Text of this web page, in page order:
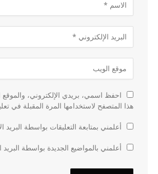
احفظ اسمي، بريدي الإلكتروني، والموقع
هذا المتصفح لاستخدامها المرة المقبلة في
أعلمني بمتابعة التعليقات بواسطة البريد
أعلمني بالمواضيع الجديدة بواسطة البريد